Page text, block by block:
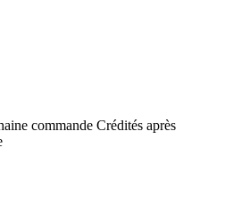
commande Crédités après